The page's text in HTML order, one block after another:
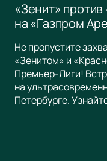
«Зенит»
на «Газпром
Не пропустите
«Зенитом» и
Премьер-Лиги!
на
Петербурге.